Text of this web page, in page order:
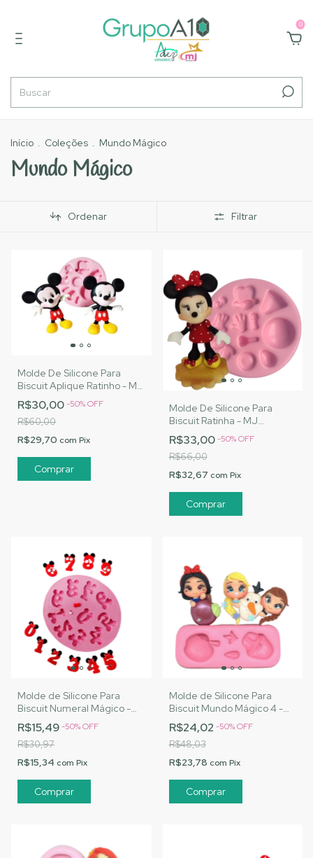
0
Início . Coleções . Mundo Mágico
Mundo Mágico
Ordenar Filtrar
Molde De Silicone Para
Biscuit Aplique Ratinho - MJ
Artesanatos |Cód. 1484
R$30,00-50%OFF
R$60,00
R$29,70 com Pix
Molde De Silicone Para
Biscuit Ratinha - MJ
Artesanatos |Cód. 1469
R$33,00-50%OFF
R$66,00
R$32,67 com Pix
Molde de Silicone Para
Biscuit Numeral Mágico -
MJ Artesanatos |Cód. 1483
R$15,49-50%OFF
R$30,97
R$15,34 com Pix
Molde de Silicone Para
Biscuit Mundo Mágico 4 -
MJ Artesanatos |Cód. 1475
R$24,02 -50%OFF
R$48,03
R$23,78 com Pix